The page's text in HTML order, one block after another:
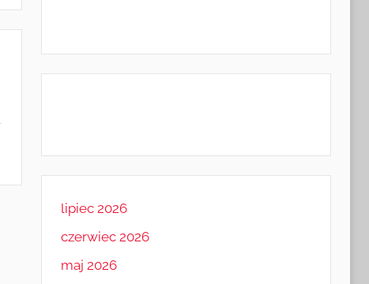
lipiec 2026
czerwiec 2026
maj 2026